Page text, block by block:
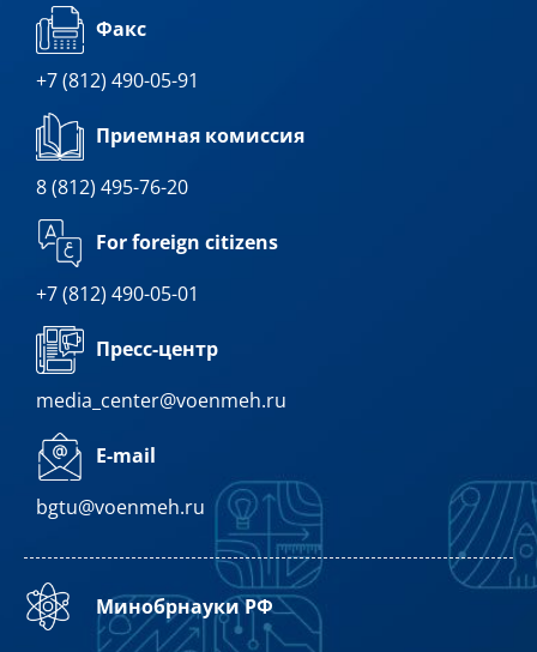
Факс
+7 (812) 490-05-91
Приемная комиссия
8 (812) 495-76-20
For foreign citizens
+7 (812) 490-05-01
Пресс-центр
media_center@voenmeh.ru
E-mail
bgtu@voenmeh.ru
Минобрнауки РФ